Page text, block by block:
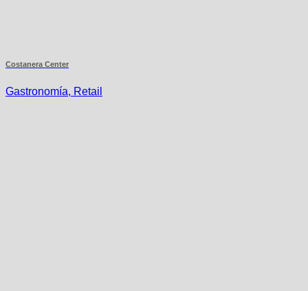
Costanera Center
Gastronomía, Retail